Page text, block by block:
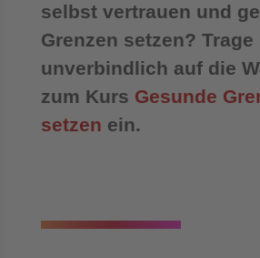
selbst vertrauen und
Grenzen setzen? Trage
unverbindlich auf die
zum Kurs Gesunde
setzen ein.